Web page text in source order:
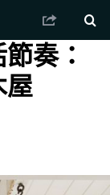
奏：
屋